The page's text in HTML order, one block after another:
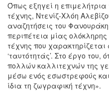
Όπως εξηγεί η επιμελήτρια
τέχνης, Ντενίζ-Χλόη
αναζητήσεις του
περιπέτεια μίας
τέχνης που
‘ταυτότητάς’. Στο έργο
πολλών καλλιτεχνών της
μέσω ενός εσωστρεφούς
ίδια τη ζωγραφική τέχνη».